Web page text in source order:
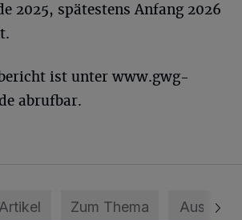
2025, spätestens Anfang 2026
ist unter www.gwg-
abrufbar.
Zum Thema Aus dem